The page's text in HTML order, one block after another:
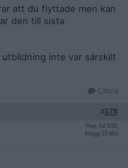
att du flyttade men kan
den till sista
inte var särskilt
Citera
#178
Reg: Jul 2011
Inlägg: 15 853